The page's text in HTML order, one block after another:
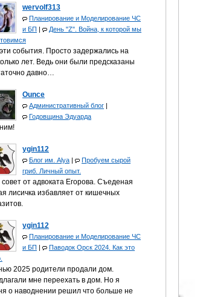
wervolf313
Планирование и Моделирование ЧС
и БП |
День "Z". Война, к которой мы
события. Просто задержались на
лет. Ведь они были предсказаны
давно…
Ounce
Административный блог |
Годовщина Эдуарда
ygin112
Блог им. Alya |
Пробуем сырой
гриб. Личный опыт.
от адвоката Егорова. Съеденая
лисичка избавляет от кишечных
ygin112
Планирование и Моделирование ЧС
и БП |
Паводок Орск 2024. Как это
2025 родители продали дом.
мне переехать в дом. Но я
о наводнении решил что больше не